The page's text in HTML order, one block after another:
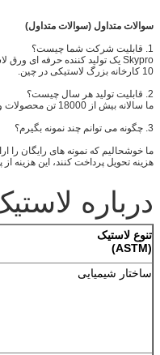
سوالات متداول (سوالات متداول)
1. قابلیت شرکت شما چیست؟
Skypro یک تولید کننده حرفه ای ورق لاستیکی برای بیش از دو دهه است.
10 کارخانه بزرگ لاستیکی در چین.
2. قابلیت تولید هر سال چیست؟
ما سالانه بیش از 18000 تن محصولات ورق لاستیکی تولید می کنیم.
3. چگونه می توانم چند نمونه بگیرم؟
ما خوشحالیم که نمونه های رایگان را
هزینه تحویل پرداخت کنند، این
درباره
تنوع لاستیک
(ASTM)
ساختار شیمیایی